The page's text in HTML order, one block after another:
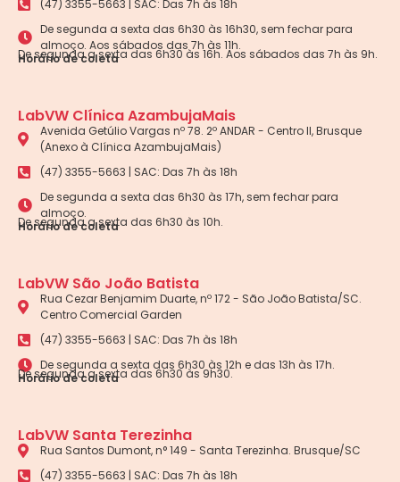
(47) 3355-5663 | SAC: Das 7h às 18h
De segunda a sexta das 6h30 às 16h30, sem fechar para
almoço. Aos sábados das 7h às 11h.
Horário de coleta
De segunda a sexta das 6h30 às 16h. Aos sábados das 7h às 9h.
LabVW Clínica AzambujaMais
Avenida Getúlio Vargas nº 78. 2º ANDAR - Centro II, Brusque
(Anexo à Clínica AzambujaMais)
(47) 3355-5663 | SAC: Das 7h às 18h
De segunda a sexta das 6h30 às 17h, sem fechar para
almoço.
Horário de coleta
De segunda a sexta das 6h30 às 10h.
LabVW São João Batista
Rua Cezar Benjamim Duarte, nº 172 - São João Batista/SC.
Centro Comercial Garden
(47) 3355-5663 | SAC: Das 7h às 18h
De segunda a sexta das 6h30 às 12h e das 13h às 17h.
Horário de coleta
De segunda a sexta das 6h30 às 9h30.
LabVW Santa Terezinha
Rua Santos Dumont, n° 149 - Santa Terezinha. Brusque/SC
(47) 3355-5663 | SAC: Das 7h às 18h